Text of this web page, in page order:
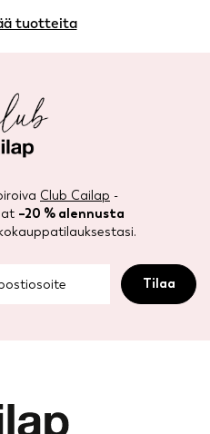
tuotteita
Club Cailap -
–20 % alennusta